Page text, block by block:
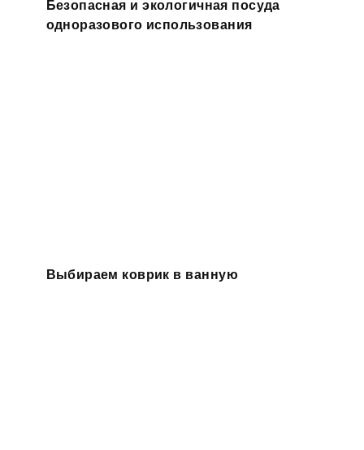
Безопасная и экологичная посуда
одноразового использования
Выбираем коврик в ванную